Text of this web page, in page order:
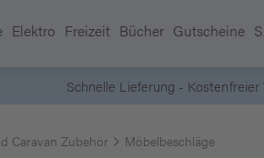
Elektro Freizeit Bücher Gutscheine
Schnelle Lieferung - Kostenfreier
Caravan Zubehör Möbelbeschläge